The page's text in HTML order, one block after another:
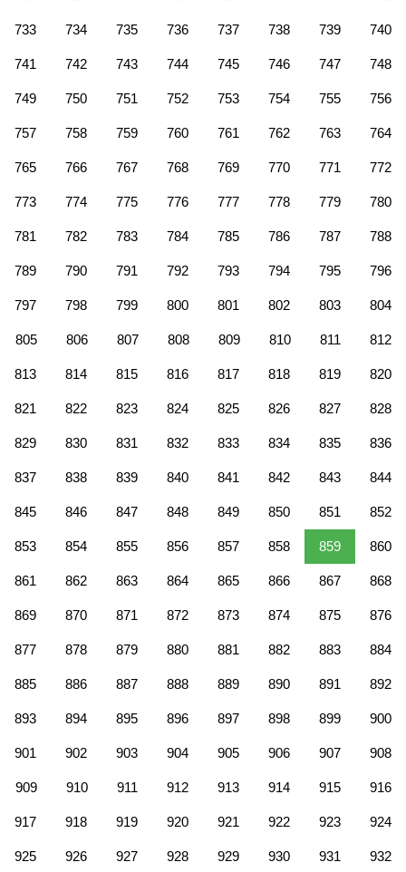
733 734 735 736 737 738 739 740
741 742 743 744 745 746 747 748
749 750 751 752 753 754 755 756
757 758 759 760 761 762 763 764
765 766 767 768 769 770 771 772
773 774 775 776 777 778 779 780
781 782 783 784 785 786 787 788
789 790 791 792 793 794 795 796
797 798 799 800 801 802 803 804
805 806 807 808 809 810 811 812
813 814 815 816 817 818 819 820
821 822 823 824 825 826 827 828
829 830 831 832 833 834 835 836
837 838 839 840 841 842 843 844
845 846 847 848 849 850 851 852
853 854 855 856 857 858 859 860
861 862 863 864 865 866 867 868
869 870 871 872 873 874 875 876
877 878 879 880 881 882 883 884
885 886 887 888 889 890 891 892
893 894 895 896 897 898 899 900
901 902 903 904 905 906 907 908
909 910 911 912 913 914 915 916
917 918 919 920 921 922 923 924
925 926 927 928 929 930 931 932